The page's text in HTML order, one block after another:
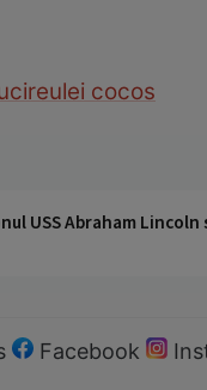
ulei cocos
USS Abraham
Facebook